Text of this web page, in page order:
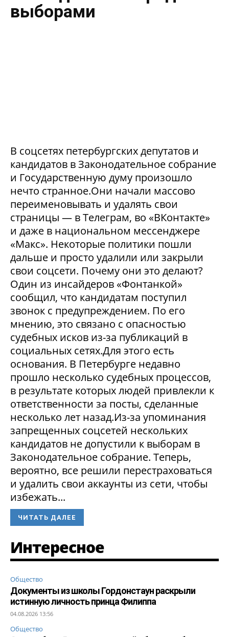
выборами
В соцсетях петербургских депутатов и
кандидатов в Законодательное собрание
и Государственную думу произошло
нечто странное.Они начали массово
переименовывать и удалять свои
страницы — в Телеграм, во «ВКонтакте»
и даже в национальном мессенджере
«Макс». Некоторые политики пошли
дальше и просто удалили или закрыли
свои соцсети. Почему они это делают?
Один из инсайдеров «Фонтанкой»
сообщил, что кандидатам поступил
звонок с предупреждением. По его
мнению, это связано с опасностью
судебных исков из-за публикаций в
социальных сетях.Для этого есть
основания. В Петербурге недавно
прошло несколько судебных процессов,
в результате которых людей привлекли к
ответственности за посты, сделанные
несколько лет назад.Из-за упоминания
запрещенных соцсетей нескольких
кандидатов не допустили к выборам в
Законодательное собрание. Теперь,
вероятно, все решили перестраховаться
и удалить свои аккаунты из сети, чтобы
избежать...
ЧИТАТЬ ДАЛЕЕ
Интересное
Общество
Документы из школы Гордонстаун раскрыли
истинную личность принца Филиппа
04.08.2026 13:56
Общество